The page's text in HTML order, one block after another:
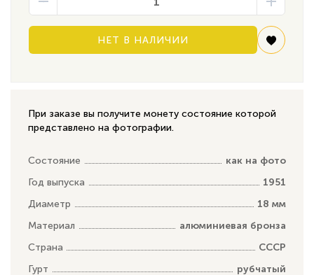
НЕТ В НАЛИЧИИ
При заказе вы получите монету состояние которой
представлено на фотографии.
Состояние
как на фото
Год выпуска
1951
Диаметр
18 мм
Материал
алюминиевая бронза
Страна
СССР
Гурт
рубчатый